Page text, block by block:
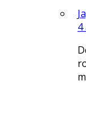
4